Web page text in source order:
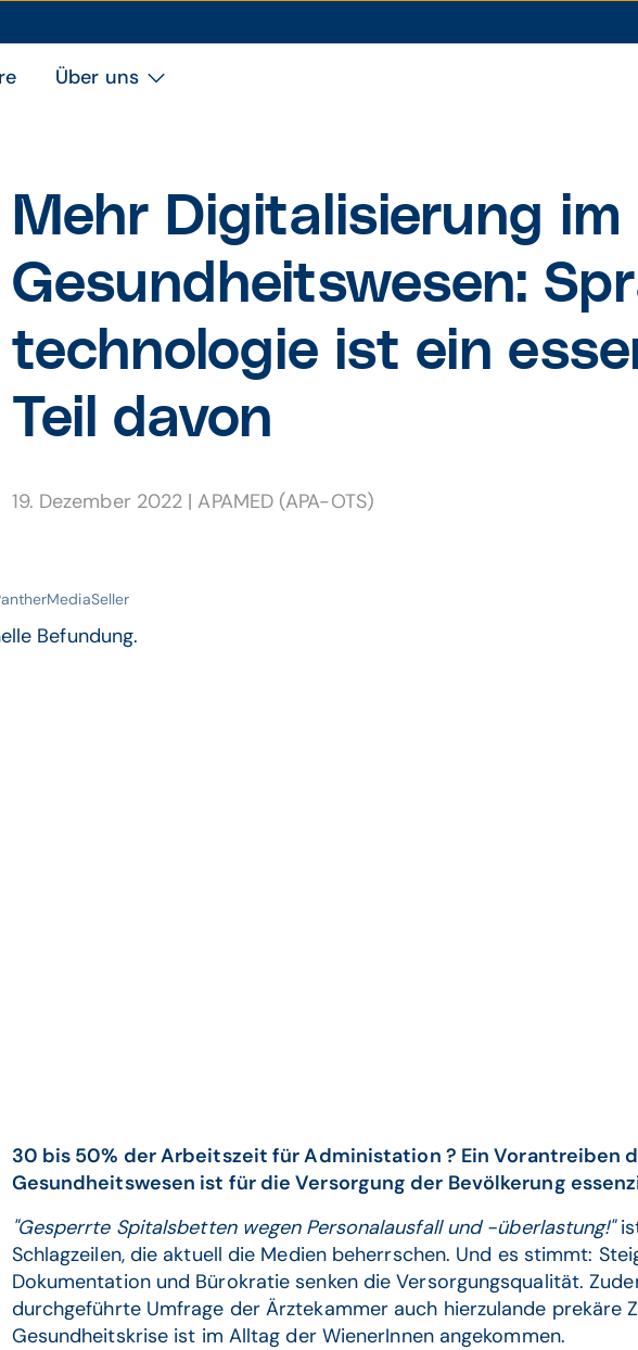
Über uns
Mehr Digitali­sierung im
Gesund­heits­wesen:
techno­logie ist ein
Teil davon
19. Dezember 2022 |APAMED (APA-OTS)
Befundung.
30 bis 50% der Arbeitszeit für Administation ? Ein Vorantreiben
Gesundheitswesen ist für die Versorgung der Bevölkerung
"Gesperrte Spitalsbetten wegen Personalausfall und -überlastung!"
Schlagzeilen, die aktuell die Medien beherrschen. Und es stimmt:
Dokumentation und Bürokratie senken die Versorgungsqualität.
durchgeführte Umfrage der Ärztekammer auch hierzulande prekäre
Gesundheitskrise ist im Alltag der WienerInnen angekommen.